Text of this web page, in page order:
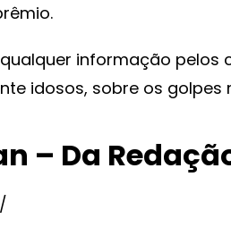
informação pelos
idosos, sobre os golpes
– Da